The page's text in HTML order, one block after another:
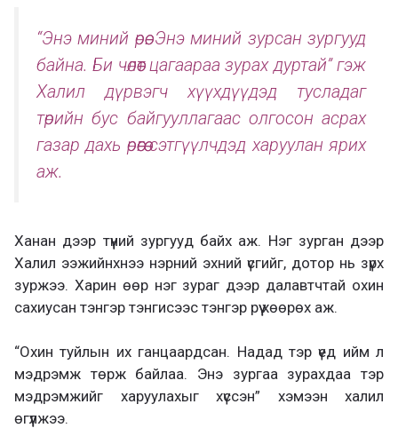
“Энэ миний өрөө. Энэ миний зурсан зургууд
байна. Би чөлөөт цагаараа зурах дуртай” гэж
Халил дүрвэгч хүүхдүүдэд тусладаг
төрийн бус байгууллагаас олгосон асрах
газар дахь өрөөгөө сэтгүүлчдэд харуулан ярих
аж.
Ханан дээр түүний зургууд байх аж. Нэг зурган дээр
Халил ээжийнхнээ нэрний эхний үсгийг, дотор нь зүрх
зуржээ. Харин өөр нэг зураг дээр далавтчтай охин
сахиусан тэнгэр тэнгисээс тэнгэр рүү хөөрөх аж.
“Охин туйлын их ганцаардсан. Надад тэр үед ийм л
мэдрэмж төрж байлаа. Энэ зургаа зурахдаа тэр
мэдрэмжийг харуулахыг хүссэн” хэмээн халил
өгүүлжээ.